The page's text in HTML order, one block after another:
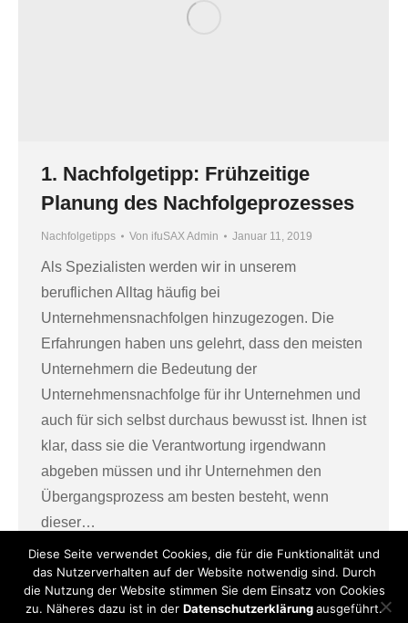
1. Nachfolgetipp: Frühzeitige
Planung des Nachfolgeprozesses
Nachfolgetipps Von ifuSAX Admin Januar 11, 2019
Als Spezialisten werden wir in unserem
beruflichen Alltag häufig bei
Unternehmensnachfolgen hinzugezogen. Die
Erfahrungen haben uns gelehrt, dass den meisten
Unternehmern die Bedeutung der
Unternehmensnachfolge für ihr Unternehmen und
auch für sich selbst durchaus bewusst ist. Ihnen ist
klar, dass sie die Verantwortung irgendwann
abgeben müssen und ihr Unternehmen den
Übergangsprozess am besten besteht, wenn
dieser…
Diese Seite verwendet Cookies, die für die Funktionalität und
das Nutzerverhalten auf der Website notwendig sind. Durch
die Nutzung der Website stimmen Sie dem Einsatz von Cookies
zu. Näheres dazu ist in der Datenschutzerklärungausgeführt.